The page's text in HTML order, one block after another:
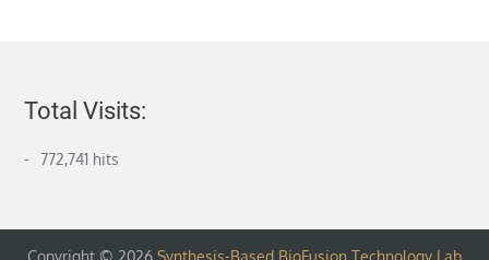
Total Visits:
772,741 hits
Copyright © 2026 Synthesis-Based BioFusion Technology Lab